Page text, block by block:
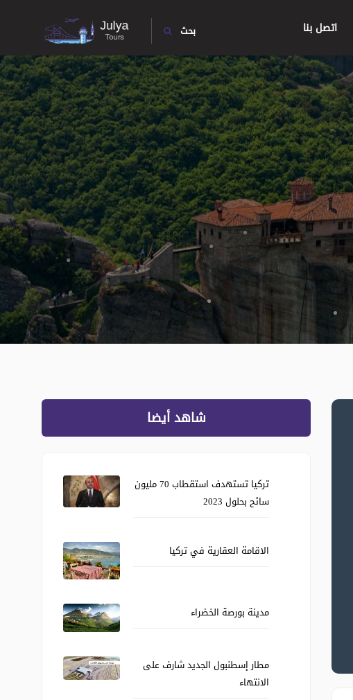
بحث اتصل بنا
شاهد أيضا
تركيا تستهدف استقطاب 70 مليون
سائح بحلول 2023
الاقامة العقارية في تركيا
مدينة بورصة الخضراء
مطار إسطنبول الجديد شارف على
الانتهاء